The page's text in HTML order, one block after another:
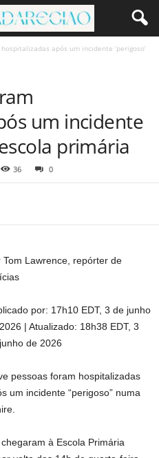
após um incidente ‘perigoso’
um incidente
primária
36 0
Tom Lawrence, repórter de
por: 17h10 EDT, 3 de junho
|Atualizado: 18h38 EDT, 3
de 2026
pessoas foram hospitalizadas
um incidente “perigoso” numa
à Escola Primária